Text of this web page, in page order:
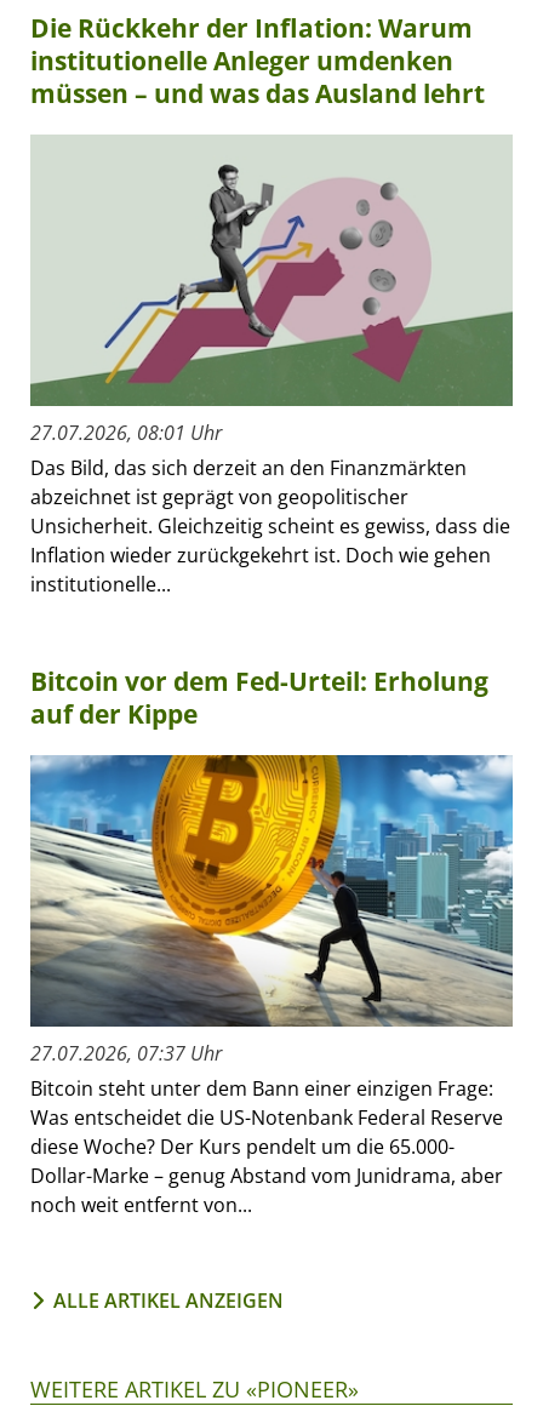
Die Rückkehr der Inflation: Warum
institutionelle Anleger umdenken
müssen – und was das Ausland lehrt
27.07.2026, 08:01 Uhr
Das Bild, das sich derzeit an den Finanzmärkten
abzeichnet ist geprägt von geopolitischer
Unsicherheit. Gleichzeitig scheint es gewiss, dass die
Inflation wieder zurückgekehrt ist. Doch wie gehen
institutionelle...
Bitcoin vor dem Fed-Urteil: Erholung
auf der Kippe
27.07.2026, 07:37 Uhr
Bitcoin steht unter dem Bann einer einzigen Frage:
Was entscheidet die US-Notenbank Federal Reserve
diese Woche? Der Kurs pendelt um die 65.000-
Dollar-Marke – genug Abstand vom Junidrama, aber
noch weit entfernt von...
ALLE ARTIKEL ANZEIGEN
WEITERE ARTIKEL ZU «PIONEER»